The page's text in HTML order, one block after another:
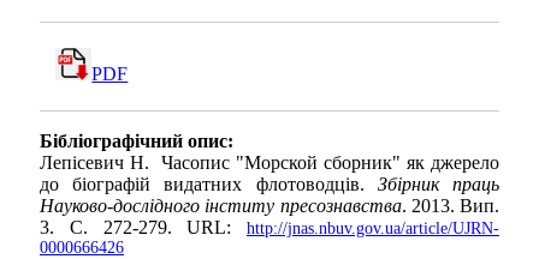
PDF
Бібліографічний опис:
Лепісевич Н. Часопис "Морской сборник" як джерело
до біографій видатних флотоводців. Збірник праць
Науково-дослідного інститу пресознавства. 2013. Вип.
3. С. 272-279. URL: http://jnas.nbuv.gov.ua/article/UJRN-
0000666426